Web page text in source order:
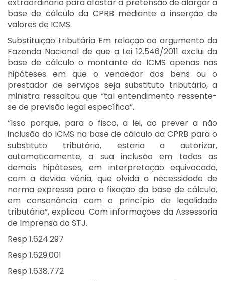
base de cálculo da CPRB mediante a inserção de
valores de ICMS.
Substituição tributária Em relação ao argumento da
Fazenda Nacional de que a Lei 12.546/2011 exclui da
base de cálculo o montante do ICMS apenas nas
hipóteses em que o vendedor dos bens ou o
prestador de serviços seja substituto tributário, a
ministra ressaltou que “tal entendimento ressente-
se de previsão legal específica”.
“Isso porque, para o fisco, a lei, ao prever a não
inclusão do ICMS na base de cálculo da CPRB para o
substituto tributário, estaria a autorizar,
automaticamente, a sua inclusão em todas as
demais hipóteses, em interpretação equivocada,
com a devida vênia, que olvida a necessidade de
norma expressa para a fixação da base de cálculo,
em consonância com o princípio da legalidade
tributária”, explicou. Com informações da Assessoria
de Imprensa do STJ.
Resp 1.624.297
Resp 1.629.001
Resp 1.638.772